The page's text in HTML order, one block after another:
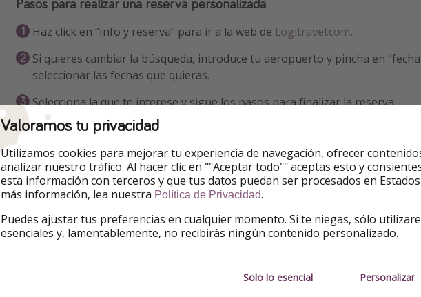
Haz click en “Info y reserva” para ir a la web de Logitravel.com.
Si quieres cambiar la búsqueda, introduce tu aeropuerto y pincha en
seleccionar las fechas que quieras.
Selecciona la que te interese y sigue los pasos para finalizar la reserva.
Información adicional
Valoramos tu privacidad
Utilizamos cookies para mejorar tu experiencia de navegación, ofrecer
analizar nuestro tráfico. Al hacer clic en ""Aceptar todo"" aceptas esto y
esta información con terceros y que tus datos puedan ser procesados en Estados
más información, lea nuestra Política de Privacidad.
Puedes ajustar tus preferencias en cualquier momento. Si te niegas, sólo
esenciales y, lamentablemente, no recibirás ningún contenido personalizado.
Solo lo esencial Personalizar